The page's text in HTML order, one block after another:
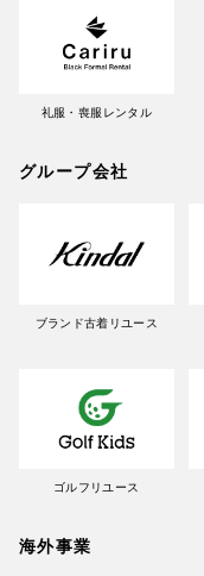
礼服・喪服レンタル
グループ会社
ブランド古着リユース
ゴルフリユース
海外事業